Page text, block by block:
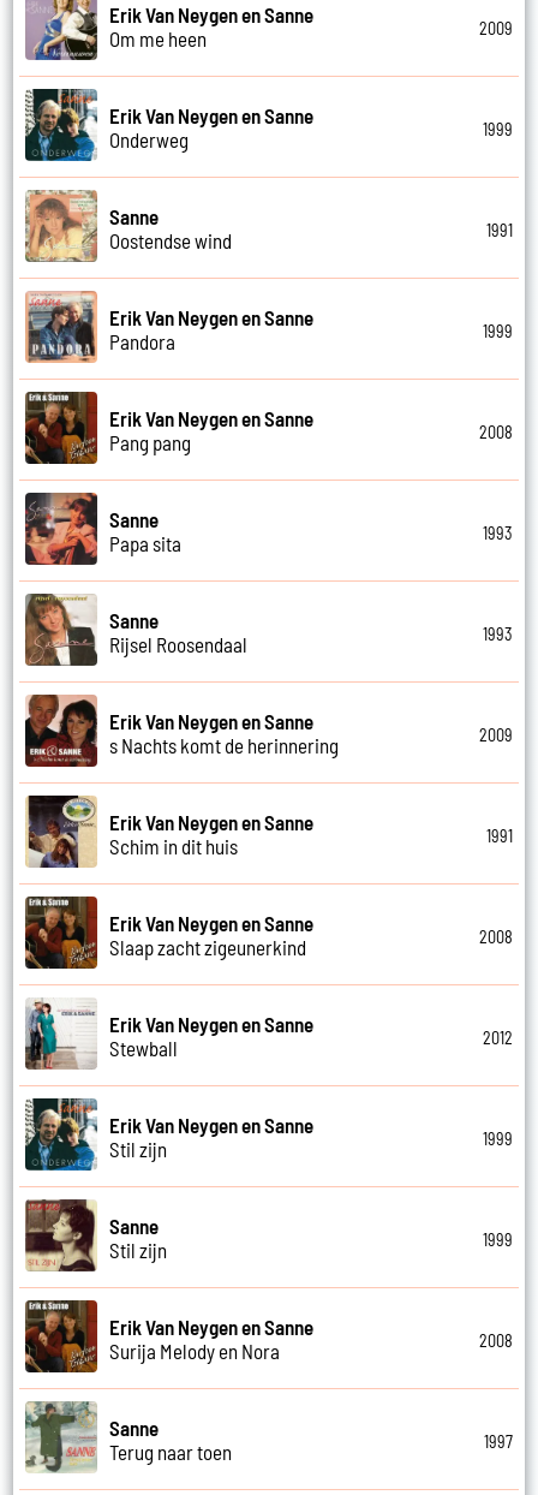
Erik Van Neygen en Sanne
Om me heen
2009
Erik Van Neygen en Sanne
Onderweg
1999
Sanne
Oostendse wind
1991
Erik Van Neygen en Sanne
Pandora
1999
Erik Van Neygen en Sanne
Pang pang
2008
Sanne
Papa sita
1993
Sanne
Rijsel Roosendaal
1993
Erik Van Neygen en Sanne
s Nachts komt de herinnering
2009
Erik Van Neygen en Sanne
Schim in dit huis
1991
Erik Van Neygen en Sanne
Slaap zacht zigeunerkind
2008
Erik Van Neygen en Sanne
Stewball
2012
Erik Van Neygen en Sanne
Stil zijn
1999
Sanne
Stil zijn
1999
Erik Van Neygen en Sanne
Surija Melody en Nora
2008
Sanne
Terug naar toen
1997